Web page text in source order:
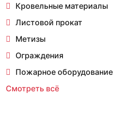
Кровельные материалы
Листовой прокат
Метизы
Ограждения
Пожарное оборудование
Смотреть всё